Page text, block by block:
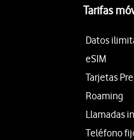
Tarifas
Datos
eSIM
Tarjetas
Roaming
Llamadas
Teléfono